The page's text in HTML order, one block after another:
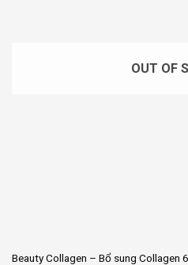
OUT OF
Beauty Collagen – Bổ sung Collagen